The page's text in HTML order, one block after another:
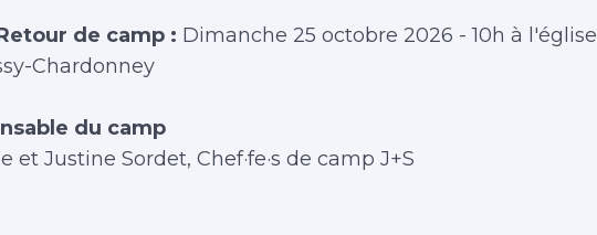
de camp : Dimanche 25 octobre 2026 - 10h à l'église
Chardonney
du camp
et Justine Sordet, Chef·fe·s de camp J+S